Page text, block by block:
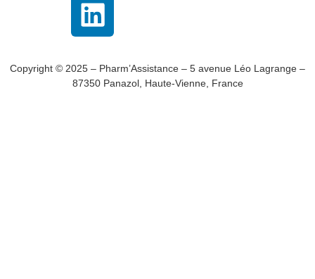
Copyright © 2025 – Pharm’Assistance – 5 avenue Léo Lagrange –
87350 Panazol, Haute-Vienne, France